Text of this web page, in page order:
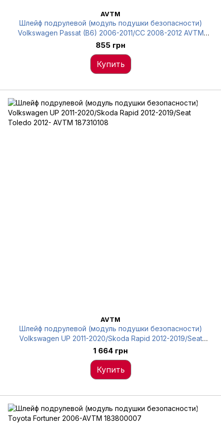
AVTM
Шлейф подрулевой (модуль подушки безопасности)
Volkswagen Passat (B6) 2006-2011/CC 2008-2012 AVTM
591815701
855 грн
Купить
AVTM
Шлейф подрулевой (модуль подушки безопасности)
Volkswagen UP 2011-2020/Skoda Rapid 2012-2019/Seat
Toledo 2012- AVTM 187310108
1 664 грн
Купить